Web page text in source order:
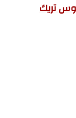
تريك